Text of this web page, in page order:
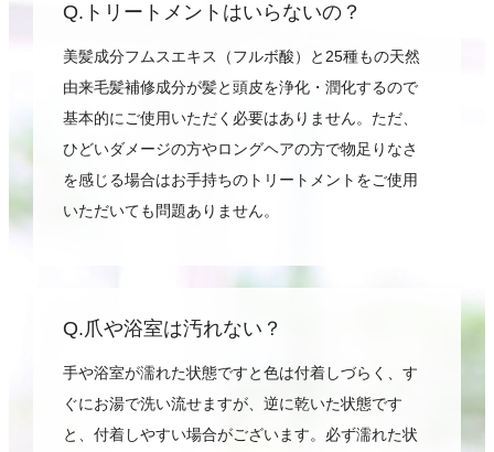
Q.トリートメントはいらないの？
美髪成分フムスエキス（フルボ酸）と25種もの天然
由来毛髪補修成分が髪と頭皮を浄化・潤化するので
基本的にご使用いただく必要はありません。ただ、
ひどいダメージの方やロングヘアの方で物足りなさ
を感じる場合はお手持ちのトリートメントをご使用
いただいても問題ありません。
Q.爪や浴室は汚れない？
手や浴室が濡れた状態ですと色は付着しづらく、す
ぐにお湯で洗い流せますが、逆に乾いた状態です
と、付着しやすい場合がございます。必ず濡れた状